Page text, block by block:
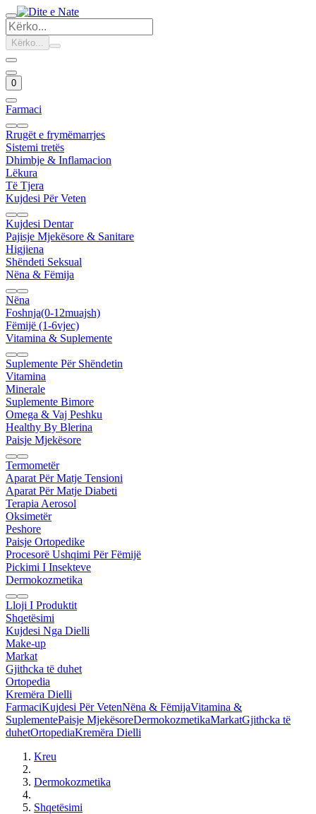
Kërko...
0
Farmaci
Rrugët e frymëmarrjes
Sistemi tretës
Dhimbje & Inflamacion
Lëkura
Të Tjera
Kujdesi Për Veten
Kujdesi Dentar
Pajisje Mjekësore & Sanitare
Higjiena
Shëndeti Seksual
Nëna & Fëmija
Nëna
Foshnja(0-12muajsh)
Fëmijë (1-6vjec)
Vitamina & Suplemente
Suplemente Për Shëndetin
Vitamina
Minerale
Suplemente Bimore
Omega & Vaj Peshku
Healthy By Blerina
Paisje Mjekësore
Termometër
Aparat Për Matje Tensioni
Aparat Për Matje Diabeti
Terapia Aerosol
Oksimetër
Peshore
Paisje Ortopedike
Procesorë Ushqimi Për Fëmijë
Pickimi I Insekteve
Dermokozmetika
Lloji I Produktit
Shqetësimi
Kujdesi Nga Dielli
Make-up
Markat
Gjithcka të duhet
Ortopedia
Kremëra Dielli
FarmaciKujdesi Për VetenNëna & FëmijaVitamina &
SuplementePaisje MjekësoreDermokozmetikaMarkatGjithcka të
duhetOrtopediaKremëra Dielli
Kreu
Dermokozmetika
Shqetësimi